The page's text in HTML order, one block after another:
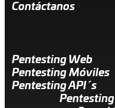
Contáctanos
Pentesting Web
Pentesting Móviles
Pentesting API´s